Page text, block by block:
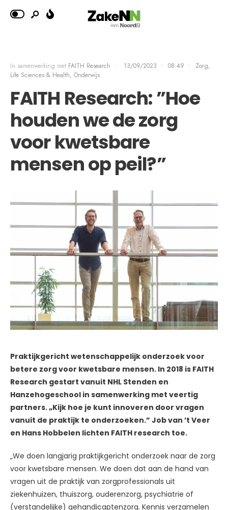
In samenwerking met FAITH Research • 13/09/2023 • 08:49 •
Zorg,
Life Sciences & Health, Onderwijs
FAITH Research: ”Hoe
houden we de zorg
voor kwetsbare
mensen op peil?”
Praktijkgericht wetenschappelijk onderzoek voor
betere zorg voor kwetsbare mensen. In 2018 is FAITH
Research gestart vanuit NHL Stenden en
Hanzehogeschool in samenwerking met veertig
partners. „Kijk hoe je kunt innoveren door vragen
vanuit de praktijk te onderzoeken.” Job van ’t Veer
en Hans Hobbelen lichten FAITH research toe.
„We doen langjarig praktijkgericht onderzoek naar de zorg
voor kwetsbare mensen. We doen dat aan de hand van
vragen uit de praktijk van zorgprofessionals uit
ziekenhuizen, thuiszorg, ouderenzorg, psychiatrie of
(verstandelijke) gehandicaptenzorg. Kennis verzamelen